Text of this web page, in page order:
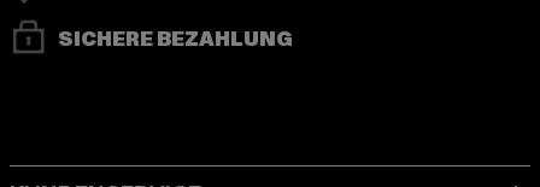
SICHERE BEZAHLUNG